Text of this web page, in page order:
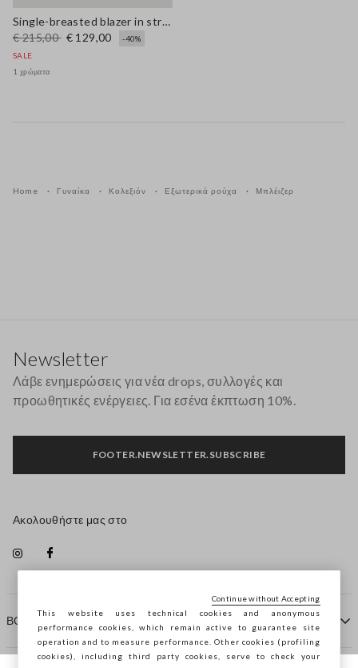
Single-breasted blazer in stretch viscose and linen
€ 215,00 € 129,00
-40%
SALE
1 χρώματα
Home Γυναίκα Κολεξιόν Εξωτερικά ρούχα Μπλέιζερ
ΒΟΗΘΕΙΑ
Newsletter
Λάβε ενημερώσεις για νέα drops, συλλογές και
προωθητικές ενέργειες. Για εσένα έκπτωση 10%.
FOOTER.NEWSLETTER.SUBSCRIBE
Ακολουθήστε μας στο
This website uses technical cookies and anonymous
performance cookies, which remain active to guarantee site
operation and to measure performance. Other cookies (profiling
cookies), including third party cookies, serve to check your
Continue without Accepting